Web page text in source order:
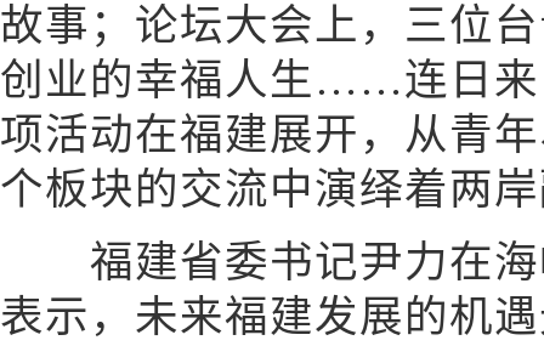
故事；论坛大会上，三位
创业的幸福人生……连日来
项活动在福建展开，从青
个板块的交流中演绎着两
福建省委书记尹力在海
表示，未来福建发展的机